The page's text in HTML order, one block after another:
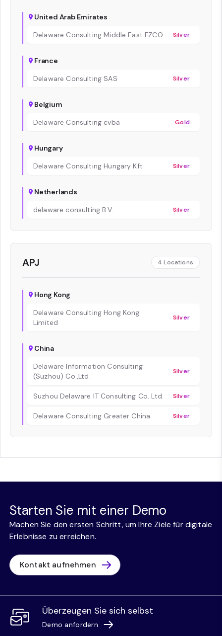
United Arab Emirates
Delaware Consulting Middle East FZCO
Silver
France
Delaware Consulting SAS
Silver
Belgium
Delaware Consulting cvba
Gold
Hungary
Delaware Consulting Hungary Kft
Silver
Netherlands
delaware consulting B.V.
Silver
APJ 4 Locations
Hong Kong
Delaware Consulting Hong Kong
Limited
Silver
China
Delaware Information Consulting
(Suzhou) Co.,Ltd.
Silver
Suzhou Delaware IT Consulting Co. Ltd. Silver
Delaware Consulting Greater China Silver
Starten Sie mit einer Demo
Machen Sie den ersten Schritt, um Ihre Ziele für digitale
Erlebnisse zu erreichen.
Kontakt aufnehmen
Überzeugen Sie sich selbst
Demo anfordern